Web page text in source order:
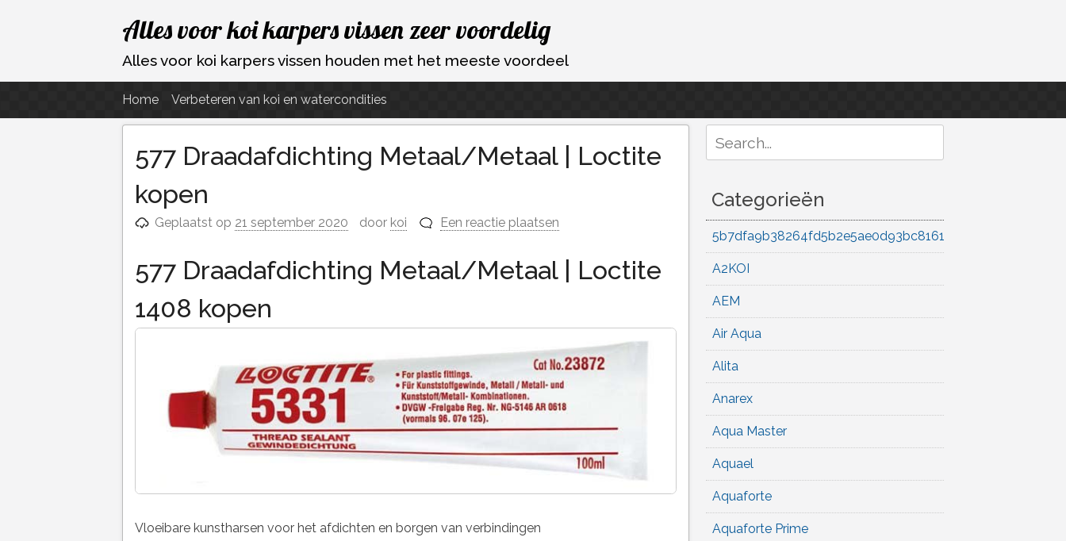
Ga
naar
de
Alles voor koi karpers vissen zeer voordelig
Alles voor koi karpers vissen houden met het meeste voordeel
Home Verbeteren van koi en watercondities
577 Draadafdichting Metaal/Metaal | Loctite
kopen
Geplaatst op 21 september 2020 door koi Een reactie plaatsen
577 Draadafdichting Metaal/Metaal | Loctite
1408 kopen
Vloeibare kunstharsen voor het afdichten en borgen van verbindingen
for:
Categorieën
5b7dfa9b38264fd5b2e5ae0d93bc8161
A2KOI
AEM
Air Aqua
Alita
Anarex
Aqua Master
Aquael
Aquaforte
Aquaforte Prime